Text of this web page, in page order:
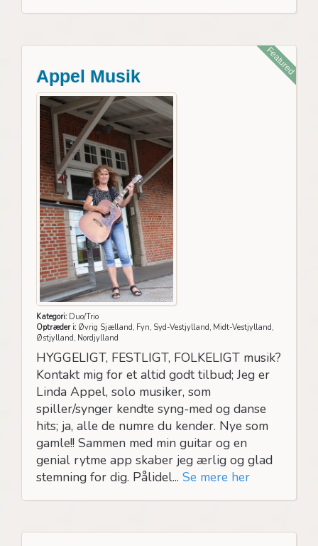
Featured
Appel Musik
Kategori:Duo/Trio
Optræder i:Øvrig Sjælland, Fyn, Syd-Vestjylland, Midt-Vestjylland,
Østjylland, Nordjylland
HYGGELIGT, FESTLIGT, FOLKELIGT musik?
Kontakt mig for et altid godt tilbud; Jeg er
Linda Appel, solo musiker, som
spiller/synger kendte syng-med og danse
hits; ja, alle de numre du kender. Nye som
gamle!! Sammen med min guitar og en
genial rytme app skaber jeg ærlig og glad
stemning for dig. Pålidel... Se mere her